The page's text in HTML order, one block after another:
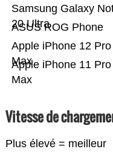
Apple iPhone 11 Pro
Max
Apple iPhone 12 Pro
Max
ASUS ROG Phone
Samsung Galaxy
20 Ultra
Vitesse de
Plus élevé = meilleur